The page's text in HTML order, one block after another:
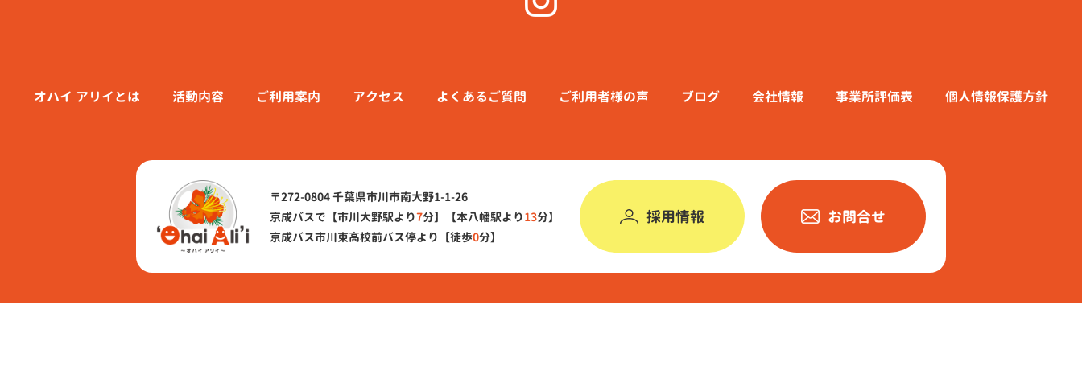
オハイ アリイとは 活動内容 ご利⽤案内 アクセス よくあるご質問 ご利用者様の声 ブログ 会社情報 事業所評価表 個人情報保護方針
〒272-0804 千葉県市川市南大野1-1-26
京成バスで 【市川大野駅より7分】 【本八幡駅より13分】
京成バス市川東高校前バス停より【徒歩0分】
採用情報 お問合せ